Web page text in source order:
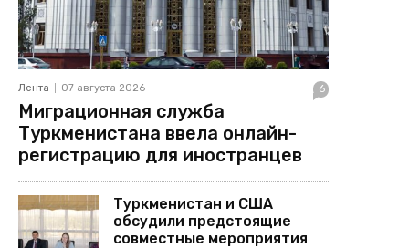
Лента 07 августа 2026 6
Миграционная служба
Туркменистана ввела онлайн-
регистрацию для иностранцев
Туркменистан и США
обсудили предстоящие
совместные мероприятия